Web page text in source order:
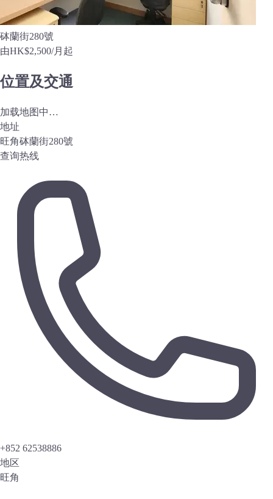
砵蘭街280號
由HK$2,500/月起
位置及交通
加载地图中…
地址
旺角砵蘭街280號
查询热线
+852 62538886
地区
旺角